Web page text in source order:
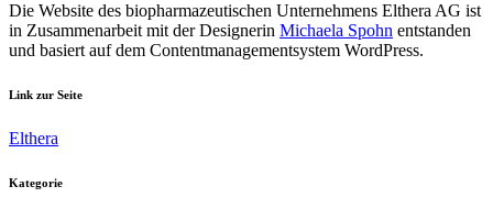
Die Website des biopharmazeutischen Unternehmens Elthera AG ist
in Zusammenarbeit mit der Designerin Michaela Spohn entstanden
und basiert auf dem Contentmanagementsystem WordPress.
Link zur Seite
Elthera
Kategorie